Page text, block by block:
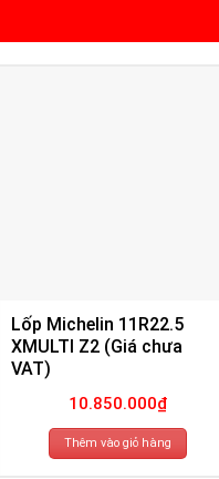
Lốp Michelin 11R22.5
XMULTI Z2 (Giá chưa
VAT)
10.850.000₫
Thêm vào giỏ hàng